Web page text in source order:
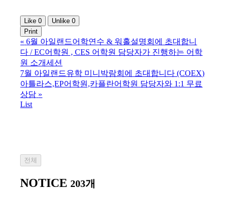
Like0 Unlike0
Print
« 6월 아일랜드어학연수 & 워홀설명회에 초대합니
다 / EC어학원 , CES 어학원 담당자가 진행하는 어학
원 소개세션
7월 아일랜드유학 미니박람회에 초대합니다 (COEX)
아틀라스,EP어학원,카플란어학원 담당자와 1:1 무료
상담 »
List
전체
NOTICE203개